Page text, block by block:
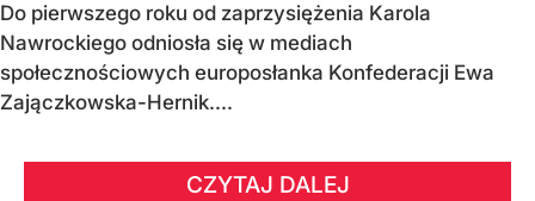
Do pierwszego roku od zaprzysiężenia Karola
Nawrockiego odniosła się w mediach
społecznościowych europosłanka Konfederacji Ewa
Zajączkowska-Hernik....
CZYTAJ DALEJ